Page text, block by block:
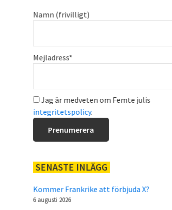
Namn (frivilligt)
Mejladress*
Jag är medveten om Femte julis
integritetspolicy.
SENASTE INLÄGG
Kommer Frankrike att förbjuda X?
6 augusti 2026